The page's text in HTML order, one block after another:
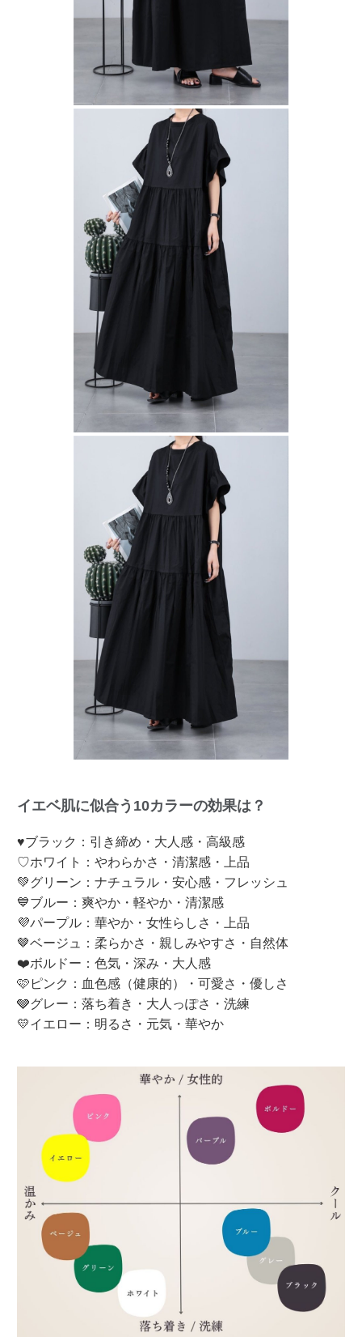
イエベ肌に似合う10カラーの効果は？
♥ブラック：引き締め・大人感・高級感
♡ホワイト：やわらかさ・清潔感・上品
💚グリーン：ナチュラル・安心感・フレッシュ
💙ブルー：爽やか・軽やか・清潔感
💜パープル：華やか・女性らしさ・上品
🤎ベージュ：柔らかさ・親しみやすさ・自然体
❤️ボルドー：色気・深み・大人感
🩷ピンク：血色感（健康的）・可愛さ・優しさ
🩶グレー：落ち着き・大人っぽさ・洗練
💛イエロー：明るさ・元気・華やか